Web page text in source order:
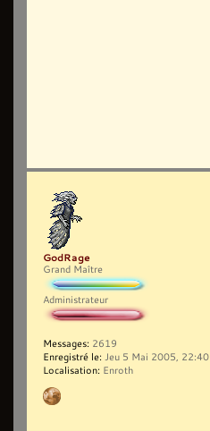
GodRage
Grand Maître
Administrateur
Messages: 2619
Enregistré le: Jeu 5 Mai 2005, 22:40
Localisation: Enroth